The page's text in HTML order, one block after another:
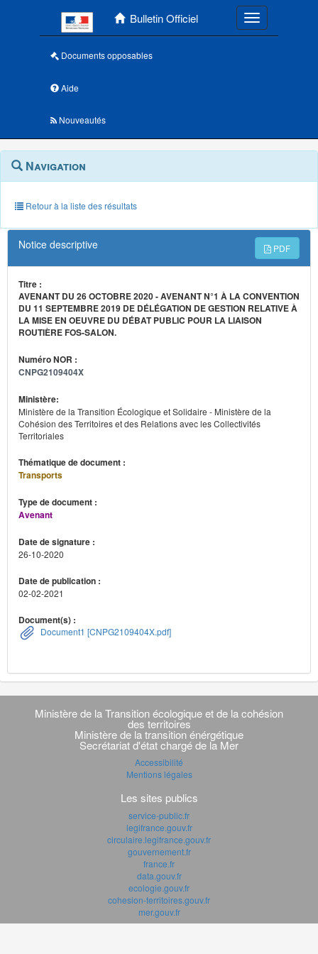
Bulletin Officiel Toggle
Documents opposables
Aide
Nouveautés
Navigation
outils
annexes
Menu
contextuel
Navigation
Retour à la liste des résultats
Notice descriptive PDF
Titre :
AVENANT DU 26 OCTOBRE 2020 - AVENANT N°1 À LA CONVENTION
DU 11 SEPTEMBRE 2019 DE DÉLÉGATION DE GESTION RELATIVE À
LA MISE EN OEUVRE DU DÉBAT PUBLIC POUR LA LIAISON
ROUTIÈRE FOS-SALON.
Numéro NOR :
CNPG2109404X
Ministère:
Ministère de la Transition Écologique et Solidaire - Ministère de la
Cohésion des Territoires et des Relations avec les Collectivités
Territoriales
Thématique de document :
Transports
Type de document :
Avenant
Date de signature :
26-10-2020
Date de publication :
02-02-2021
Document(s) :
Document1 [CNPG2109404X.pdf]
Navigation
transverse
Ministère de la Transition écologique et de la cohésion
des territoires
Ministère de la transition énérgétique
Secrétariat d'état chargé de la Mer
Accessibilité
Mentions légales
Les sites publics
service-public.fr
legifrance.gouv.fr
circulaire.legifrance.gouv.fr
gouvernement.fr
france.fr
data.gouv.fr
ecologie.gouv.fr
cohesion-territoires.gouv.fr
mer.gouv.fr